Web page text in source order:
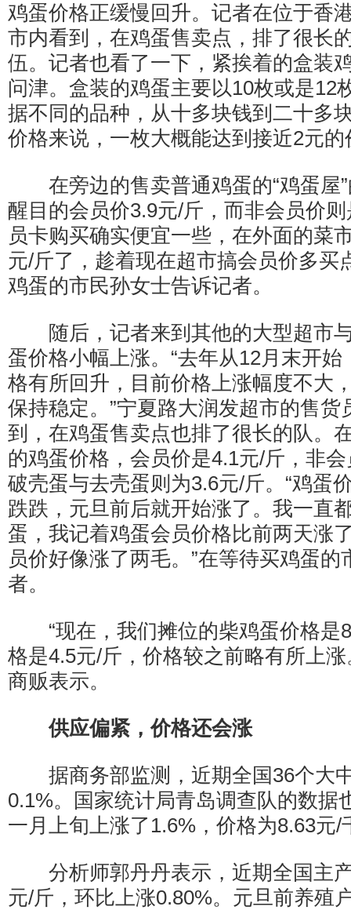
鸡蛋价格正缓慢回升。记者在位于香
市内看到，在鸡蛋售卖点，排了很长
伍。记者也看了一下，紧挨着的盒装
问津。盒装的鸡蛋主要以10枚或是12
据不同的品种，从十多块钱到二十多
价格来说，一枚大概能达到接近2元的
在旁边的售卖普通鸡蛋的“鸡蛋屋”
醒目的会员价3.9元/斤，而非会员价
员卡购买确实便宜一些，在外面的菜
元/斤了，趁着现在超市搞会员价多买
鸡蛋的市民孙女士告诉记者。
随后，记者来到其他的大型超市
蛋价格小幅上涨。“去年从12月末开
格有所回升，目前价格上涨幅度不大
保持稳定。”宁夏路大润发超市的售货
到，在鸡蛋售卖点也排了很长的队。
的鸡蛋价格，会员价是4.1元/斤，非
破壳蛋与去壳蛋则为3.6元/斤。“鸡蛋
跌跌，元旦前后就开始涨了。我一直
蛋，我记着鸡蛋会员价格比前两天涨
员价好像涨了两毛。”在等待买鸡蛋
者。
“现在，我们摊位的柴鸡蛋价格是
格是4.5元/斤，价格较之前略有所上
商贩表示。
供应偏紧，价格还会涨
据商务部监测，近期全国36个大
0.1%。国家统计局青岛调查队的数据
一月上旬上涨了1.6%，价格为8.63元/
分析师郭丹丹表示，近期全国主
元/斤，环比上涨0.80%。元旦前养殖